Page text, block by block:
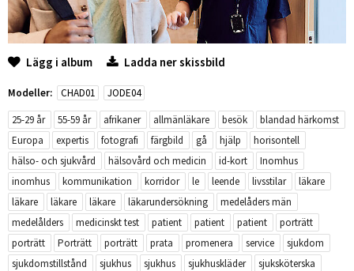
Lägg i album Ladda ner skissbild
Modeller: CHAD01
JODE04
25-29 år
55-59 år afrikaner allmänläkare besök
blandad härkomst
Europa
expertis fotografi färgbild gå hjälp
horisontell
hälso- och sjukvård
hälsovård och medicin id-kort
Inomhus
inomhus
kommunikation korridor le leende livsstilar
läkare
läkare
läkare läkare läkarundersökning
medelåders män
medelålders
medicinskt test patient patient patient
porträtt
porträtt
Porträtt porträtt prata promenera service
sjukdom
sjukdomstillstånd
sjukhus sjukhus sjukhuskläder
sjuksköterska